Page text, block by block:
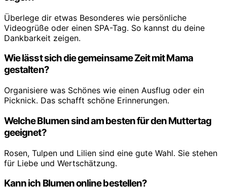
Überlege dir etwas Besonderes wie persönliche
Videogrüße oder einen SPA-Tag. So kannst du deine
Dankbarkeit zeigen.
Wie lässt sich die gemeinsame Zeit mit Mama
gestalten?
Organisiere was Schönes wie einen Ausflug oder ein
Picknick. Das schafft schöne Erinnerungen.
Welche Blumen sind am besten für den Muttertag
geeignet?
Rosen, Tulpen und Lilien sind eine gute Wahl. Sie stehen
für Liebe und Wertschätzung.
Kann ich Blumen online bestellen?